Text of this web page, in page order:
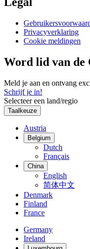
Privacyverklaring
Cookie meldingen
Word lid van de
Meld je aan en ontvang
Schrijf je in!
Selecteer een land/regio
Taalkeuze
Austria
Belgium
Dutch
Français
China
English
简体中文
Denmark
Finland
France
Germany
Ireland